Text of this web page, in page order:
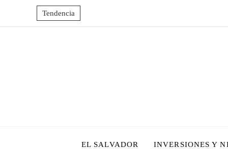
Tendencia
EL SALVADOR INVERSIONES Y